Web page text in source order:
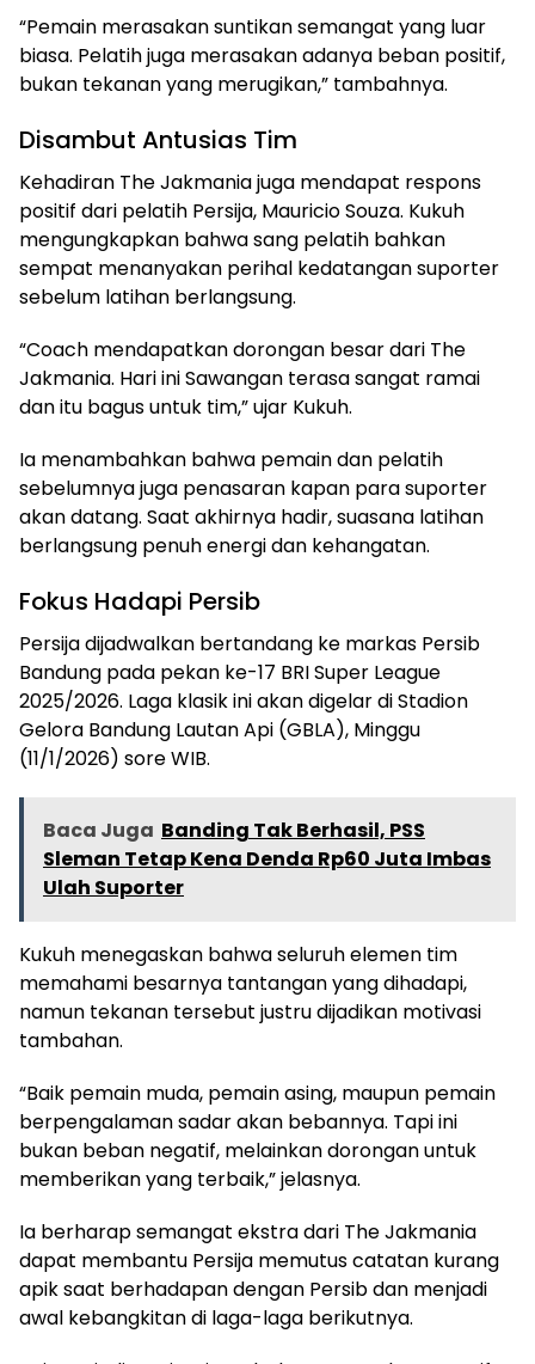
“Pemain merasakan suntikan semangat yang luar
biasa. Pelatih juga merasakan adanya beban positif,
bukan tekanan yang merugikan,” tambahnya.
Disambut Antusias Tim
Kehadiran The Jakmania juga mendapat respons
positif dari pelatih Persija, Mauricio Souza. Kukuh
mengungkapkan bahwa sang pelatih bahkan
sempat menanyakan perihal kedatangan suporter
sebelum latihan berlangsung.
“Coach mendapatkan dorongan besar dari The
Jakmania. Hari ini Sawangan terasa sangat ramai
dan itu bagus untuk tim,” ujar Kukuh.
Ia menambahkan bahwa pemain dan pelatih
sebelumnya juga penasaran kapan para suporter
akan datang. Saat akhirnya hadir, suasana latihan
berlangsung penuh energi dan kehangatan.
Fokus Hadapi Persib
Persija dijadwalkan bertandang ke markas Persib
Bandung pada pekan ke-17 BRI Super League
2025/2026. Laga klasik ini akan digelar di Stadion
Gelora Bandung Lautan Api (GBLA), Minggu
(11/1/2026) sore WIB.
Baca Juga Banding Tak Berhasil, PSS
Sleman Tetap Kena Denda Rp60 Juta Imbas
Ulah Suporter
Kukuh menegaskan bahwa seluruh elemen tim
memahami besarnya tantangan yang dihadapi,
namun tekanan tersebut justru dijadikan motivasi
tambahan.
“Baik pemain muda, pemain asing, maupun pemain
berpengalaman sadar akan bebannya. Tapi ini
bukan beban negatif, melainkan dorongan untuk
memberikan yang terbaik,” jelasnya.
Ia berharap semangat ekstra dari The Jakmania
dapat membantu Persija memutus catatan kurang
apik saat berhadapan dengan Persib dan menjadi
awal kebangkitan di laga-laga berikutnya.